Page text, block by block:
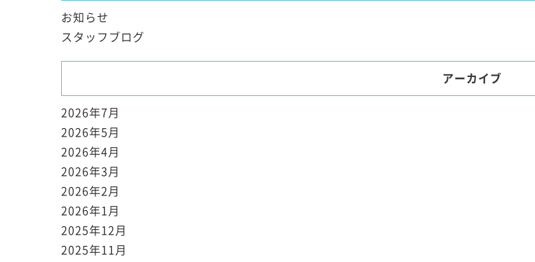
お知らせ
スタッフブログ
アーカイブ
2026年7月
2026年5月
2026年4月
2026年3月
2026年2月
2026年1月
2025年12月
2025年11月